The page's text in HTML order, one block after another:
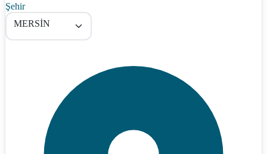
Şehir
MERSİN